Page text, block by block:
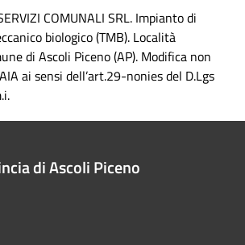
COMUNALI SRL. Impianto di
biologico (TMB). Località
di Ascoli Piceno (AP). Modifica non
ai sensi dell’art.29-nonies del D.Lgs
di Ascoli Piceno